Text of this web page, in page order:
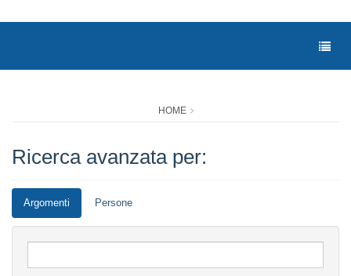
HOME
Ricerca avanzata per:
Argomenti Persone